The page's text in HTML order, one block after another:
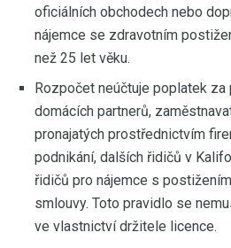
oficiálních obchodech nebo
nájemce se zdravotním
než 25 let věku.
Rozpočet neúčtuje poplatek za
domácích partnerů,
pronajatých prostřednictvím
podnikání, dalších řidičů v
řidičů pro nájemce s
smlouvy. Toto pravidlo se
ve vlastnictví držitele licence.